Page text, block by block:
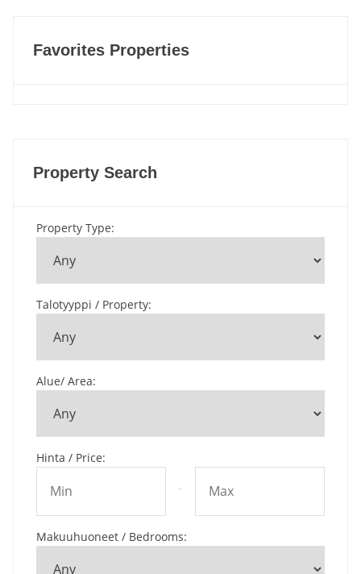
Favorites Properties
Property Search
Property Type:
Talotyyppi / Property:
Alue/ Area:
Hinta / Price:
-
Makuuhuoneet / Bedrooms: